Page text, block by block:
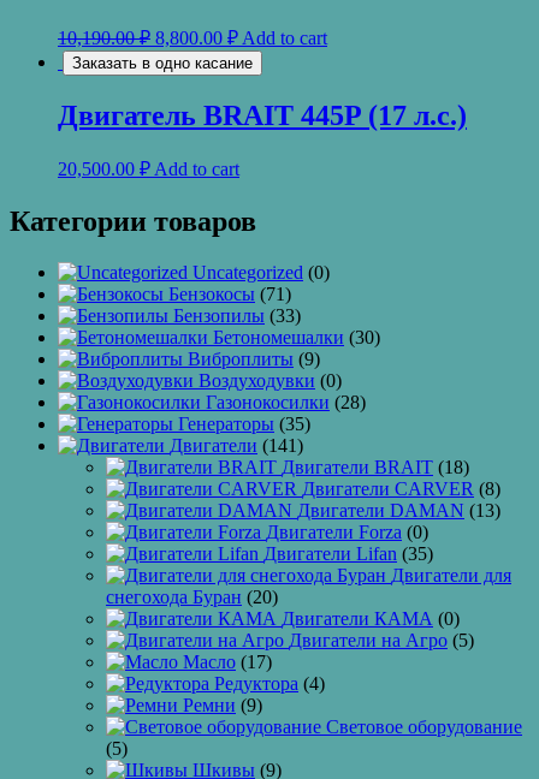
10,190.00₽ 8,800.00 ₽ Add to cart
Заказать в одно касание
Двигатель BRAIT 445P (17 л.с.)
20,500.00 ₽Add to cart
Категории товаров
Uncategorized (0)
Бензокосы (71)
Бензопилы (33)
Бетономешалки (30)
Виброплиты (9)
Воздуходувки (0)
Газонокосилки (28)
Генераторы (35)
Двигатели (141)
Двигатели BRAIT (18)
Двигатели CARVER (8)
Двигатели DAMAN (13)
Двигатели Forza (0)
Двигатели Lifan (35)
Двигатели для
снегохода Буран (20)
Двигатели КАМА (0)
Двигатели на Агро (5)
Масло (17)
Редуктора (4)
Ремни (9)
Световое оборудование
(5)
Шкивы (9)